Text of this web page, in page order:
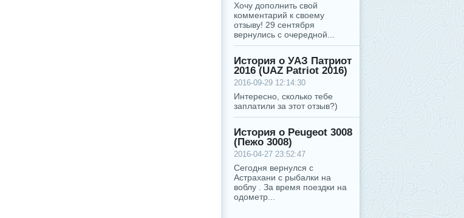
Хочу дополнить свой
комментарий к своему
отзыву! 29 сентября
вернулись с очередной...
История о УАЗ Патриот
2016 (UAZ Patriot 2016)
2016-09-29 12:14:30
Интересно, сколько тебе
заплатили за этот отзыв?)
История о Peugeot 3008
(Пежо 3008)
2016-04-27 23:52:47
Сегодня вернулся с
Астрахани с рыбалки на
воблу . За время поездки на
одометр...